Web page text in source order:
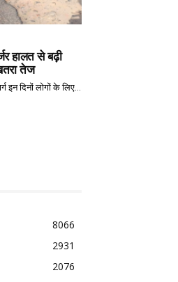
हालत से बढ़ी
तेज
इन दिनों लोगों के लिए...
8066
2931
2076